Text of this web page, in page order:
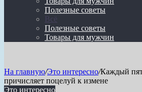
Полезные советы
Всё
Полезные советы
Товары для мужчин
На главную/Это интересно/Каждый
причисляет поцелуй к измене
Это интересно